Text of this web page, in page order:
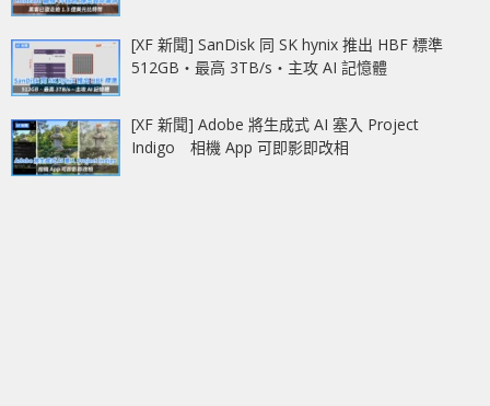
[XF 新聞] SanDisk 同 SK hynix 推出 HBF 標準
512GB‧最高 3TB/s‧主攻 AI 記憶體
[XF 新聞] Adobe 將生成式 AI 塞入 Project
Indigo 相機 App 可即影即改相